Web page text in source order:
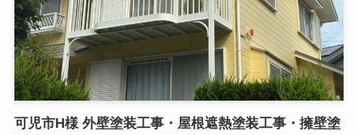
可児市H様 外壁塗装工事・屋根遮熱塗装工事・擁壁塗